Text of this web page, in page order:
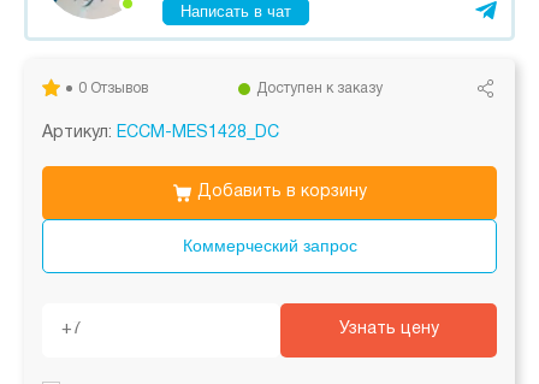
Написать в чат
0 Отзывов Доступен к заказу
Артикул: ECCM-MES1428_DC
Коммерческий запрос
Добавить в корзину
Узнать цену